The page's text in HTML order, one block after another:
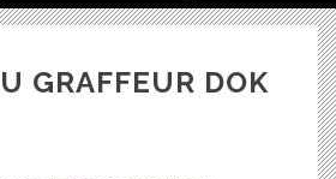
GRAFFEUR DOK